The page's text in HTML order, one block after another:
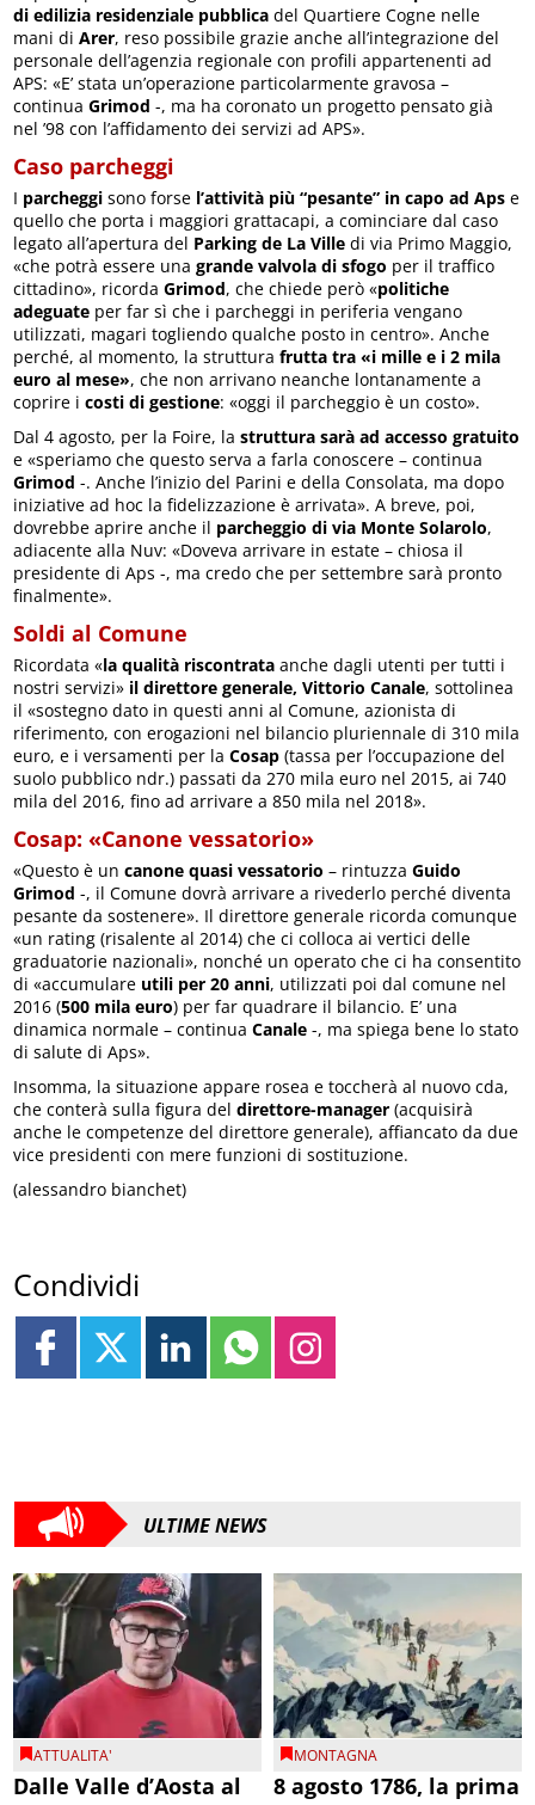
di edilizia residenziale pubblica del Quartiere Cogne nelle
mani diArer, reso possibile grazie anche all’integrazione del
personale dell’agenzia regionale con profili appartenenti ad
APS: «E’ stata un’operazione particolarmente gravosa –
continuaGrimod -, ma ha coronato un progetto pensato già
nel ’98 con l’affidamento dei servizi ad APS».
Caso parcheggi
I parcheggi sono forse l’attività più “pesante” in capo ad Aps e
quello che porta i maggiori grattacapi, a cominciare dal caso
legato all’apertura del Parking de La Ville di via Primo Maggio,
«che potrà essere unagrande valvola di sfogo per il traffico
cittadino», ricordaGrimod, che chiede però «politiche
adeguate per far sì che i parcheggi in periferia vengano
utilizzati, magari togliendo qualche posto in centro». Anche
perché, al momento, la strutturafrutta tra «i mille e i 2 mila
euro al mese», che non arrivano neanche lontanamente a
coprire icosti di gestione: «oggi il parcheggio è un costo».
Dal 4 agosto, per la Foire, lastruttura sarà ad accesso gratuito
e «speriamo che questo serva a farla conoscere – continua
Grimod -. Anche l’inizio del Parini e della Consolata, ma dopo
iniziative ad hoc la fidelizzazione è arrivata». A breve, poi,
dovrebbe aprire anche il parcheggio di via Monte Solarolo,
adiacente alla Nuv: «Doveva arrivare in estate – chiosa il
presidente di Aps -, ma credo che per settembre sarà pronto
finalmente».
Soldi al Comune
Ricordata «la qualità riscontrata anche dagli utenti per tutti i
nostri servizi» il direttore generale, Vittorio Canale, sottolinea
il «sostegno dato in questi anni al Comune, azionista di
riferimento, con erogazioni nel bilancio pluriennale di 310 mila
euro, e i versamenti per laCosap (tassa per l’occupazione del
suolo pubblico ndr.) passati da 270 mila euro nel 2015, ai 740
mila del 2016, fino ad arrivare a 850 mila nel 2018».
Cosap: «Canone vessatorio»
«Questo è uncanone quasi vessatorio – rintuzzaGuido
Grimod -, il Comune dovrà arrivare a rivederlo perché diventa
pesante da sostenere». Il direttore generale ricorda comunque
«un rating (risalente al 2014) che ci colloca ai vertici delle
graduatorie nazionali», nonché un operato che ci ha consentito
di «accumulare utili per 20 anni, utilizzati poi dal comune nel
2016 (500 mila euro) per far quadrare il bilancio. E’ una
dinamica normale – continuaCanale -, ma spiega bene lo stato
di salute di Aps».
Insomma, la situazione appare rosea e toccherà al nuovo cda,
che conterà sulla figura deldirettore-manager (acquisirà
anche le competenze del direttore generale), affiancato da due
vice presidenti con mere funzioni di sostituzione.
(alessandro bianchet)
Condividi
ULTIME NEWS
ATTUALITA'
Dalle Valle d’Aosta al
MONTAGNA
8 agosto 1786, la prima